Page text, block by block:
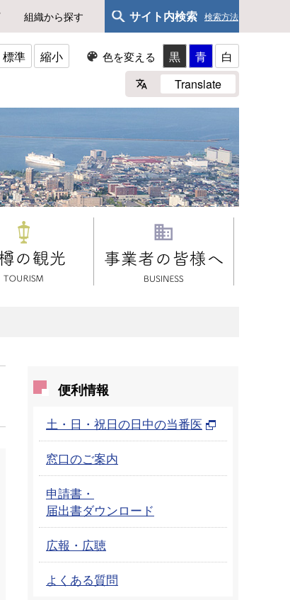
組織から探す サイト内検索 検索方法
標準 縮小 色を変える 黒 青
白
Translate
便利情報
土・日・祝日の日中の当番医
窓口のご案内
申請書・
届出書ダウンロード
広報・広聴
よくある質問